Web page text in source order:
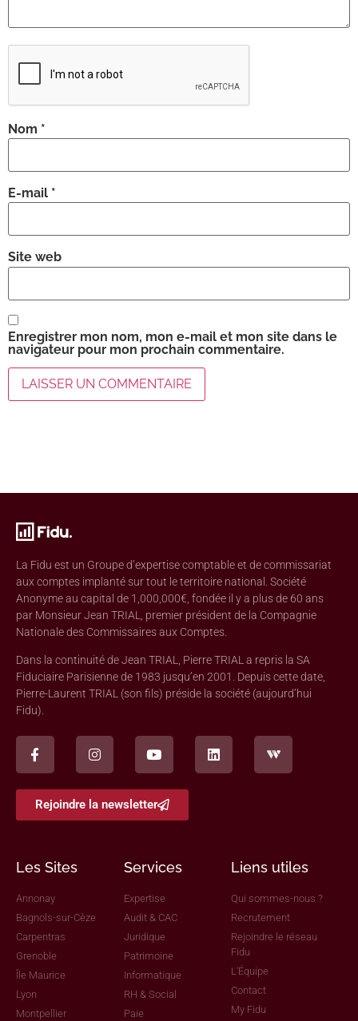
Nom *
E-mail *
Site web
Enregistrer mon nom, mon e-mail et mon site dans le
navigateur pour mon prochain commentaire.
La Fidu est un Groupe d’expertise comptable et de commissariat
aux comptes implanté sur tout le territoire national. Société
Anonyme au capital de 1,000,000€, fondée il y a plus de 60 ans
par Monsieur Jean TRIAL, premier président de la Compagnie
Nationale des Commissaires aux Comptes.
Dans la continuité de Jean TRIAL, Pierre TRIAL a repris la SA
Fiduciaire Parisienne de 1983 jusqu’en 2001. Depuis cette date,
Pierre-Laurent TRIAL (son fils) préside la société (aujourd’hui
Fidu).
Rejoindre la newsletter
Les Sites
Annonay
Bagnols-sur-Cèze
Carpentras
Grenoble
Île Maurice
Lyon
Montpellier
Services
Expertise
Audit & CAC
Juridique
Patrimoine
Informatique
RH & Social
Paie
Liens utiles
Qui sommes-nous ?
Recrutement
Rejoindre le réseau
Fidu
L'Équipe
Contact
My Fidu